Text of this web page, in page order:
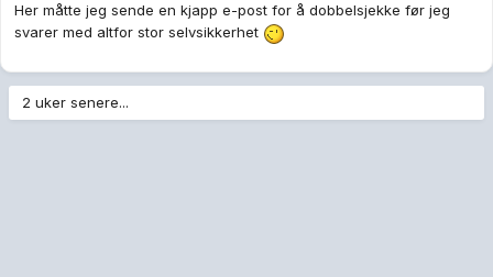
Her måtte jeg sende en kjapp e-post for å dobbelsjekke før jeg
svarer med altfor stor selvsikkerhet
2 uker senere...